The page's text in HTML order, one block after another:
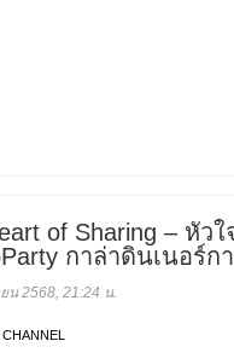
of Sharing – หัว
กาล่าดินเนอร์ก
น 2568, 21:24 น.
CHANNEL